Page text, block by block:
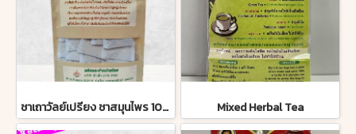
ชาเถาวัลย์เปรียง ชาสมุนไพร 100% ห่อใหญ่สุดคุ้ม มี อย. รับรองถูกต้อง Mixed Herbal Tea